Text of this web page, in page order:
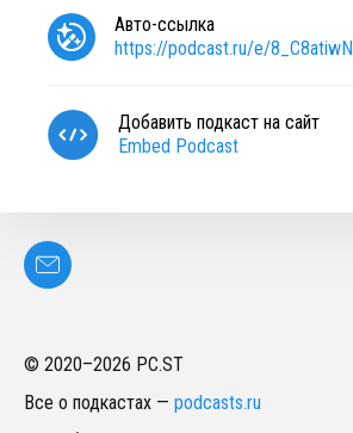
Авто-ссылка
https://podcast.ru/e/
Добавить подкаст на сайт
Embed Podcast
© 2020–2026 PC.ST
Все о подкастах — podcasts.ru